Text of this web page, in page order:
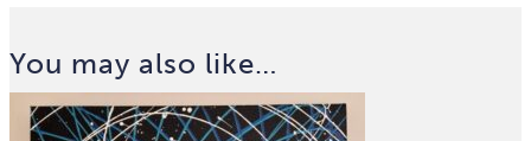
You may also like…